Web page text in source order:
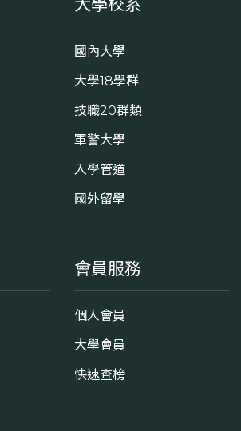
大學校系
國內大學
大學18學群
技職20群類
軍警大學
入學管道
國外留學
會員服務
個人會員
大學會員
快速查榜